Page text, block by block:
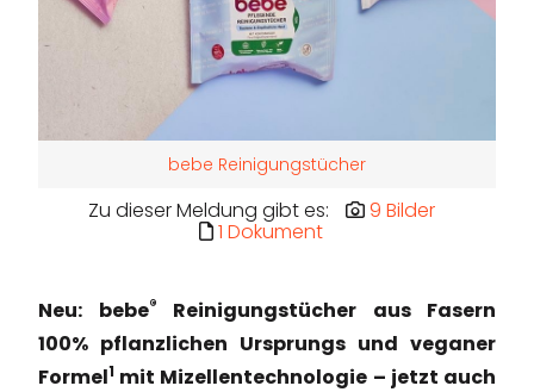
bebe Reinigungstücher
Zu dieser Meldung gibt es: 9 Bilder
1 Dokument
Neu: bebe®
Reinigungstücher aus Fasern
100% pflanzlichen Ursprungs und veganer
Formel1 mit Mizellentechnologie – jetzt auch